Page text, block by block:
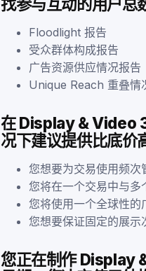
找参与互动的用户总
Floodlight 报告
受众群体构成报告
广告资源供应情况报告
Unique Reach 重叠情
在 Display & Video
况下建议提供比底价
您想要为交易使用频次
您将在一个交易中与多
您将使用一个全球性的
您想要保证固定的展示
您正在制作 Display